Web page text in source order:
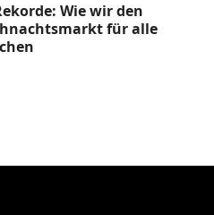
Wie wir den
für alle